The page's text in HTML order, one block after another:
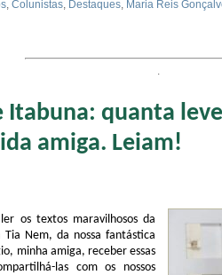
, Colunistas, Destaques, Maria Reis
.
Itabuna: quanta
amiga. Leiam!
os textos maravilhosos da
Nem, da nossa fantástica
minha amiga, receber essas
las com os nossos